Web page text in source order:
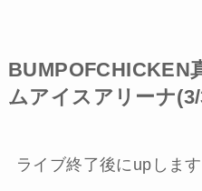
BUMPOFCHICKEN
ムアイスアリーナ
ライブ終了後にupします